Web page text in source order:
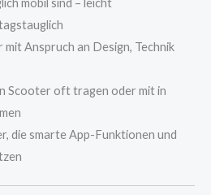
mobil sind – leicht
Anspruch an Design, Technik
Scooter oft tragen oder mit in
die smarte App-Funktionen und